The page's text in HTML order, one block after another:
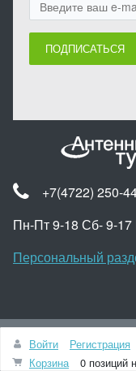
ПОДПИСАТЬСЯ
+7(4722) 250-
Пн-Пт 9-18 Сб- 9-
Персональный
©
Войти
Регистрация
Корзина
0 позиций